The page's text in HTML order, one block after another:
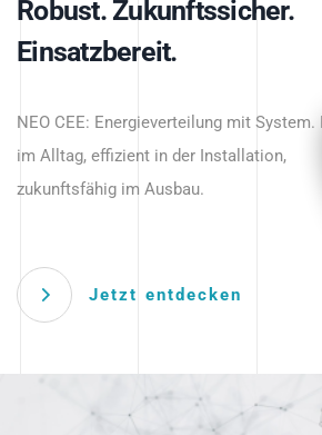
Intelligente
beginnt
Robust. Zukunftssicher.
Einsatzbereit.
NEO CEE: Energieverteilung mit System.
im Alltag, effizient in der Installation,
zukunftsfähig im Ausbau.
Jetzt entdecken
Intelligenz trifft Energie.
Anwendungen – robust, IP-geschützt und
zukunftsfähig.